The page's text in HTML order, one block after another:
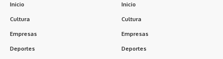
Inicio
Cultura
Empresas
Deportes
Inicio
Cultura
Empresas
Deportes